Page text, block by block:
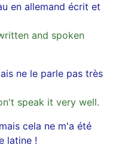
en allemand écrit et
and spoken
ne le parle pas très
speak it very well.
cela ne m'a été
latine !